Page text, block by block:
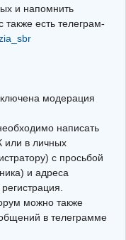
и напомнить
есть телеграм-
модерация
написать
или в личных
с просьбой
и адреса
можно также
в телеграмме